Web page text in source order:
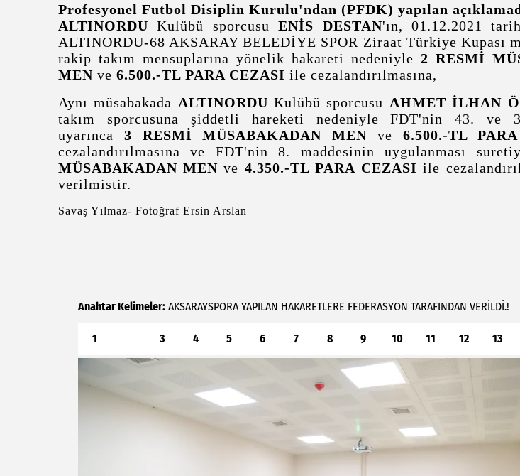
Profesyonel Futbol Disiplin Kurulu'ndan (PFDK) yapılan
ALTINORDU Kulübü sporcusuENİS DESTAN'ın, 01.12.2021
ALTINORDU-68 AKSARAY BELEDİYE SPOR Ziraat Türkiye Kupası
rakip takım mensuplarına yönelik hakareti nedeniyle 2 RESMİ
MEN ve 6.500.-TL PARA CEZASI ile cezalandırılmasına,
Aynı müsabakada ALTINORDU Kulübü sporcusu AHMET İLHAN
takım sporcusuna şiddetli hareketi nedeniyle FDT'nin 43. ve
uyarınca 3 RESMİ MÜSABAKADAN MEN ve 6.500.-TL
cezalandırılmasına ve FDT'nin 8. maddesinin uygulanması
MÜSABAKADAN MEN ve 4.350.-TL PARA CEZASI ile
verilmistir.
Savaş Yılmaz- Fotoğraf Ersin Arslan
Anahtar Kelimeler: AKSARAYSPORA YAPILAN HAKARETLERE FEDERASYON TARAFINDAN VERİLDİ.!
1 3 4 5 6 7 8 9 10 11 12 13